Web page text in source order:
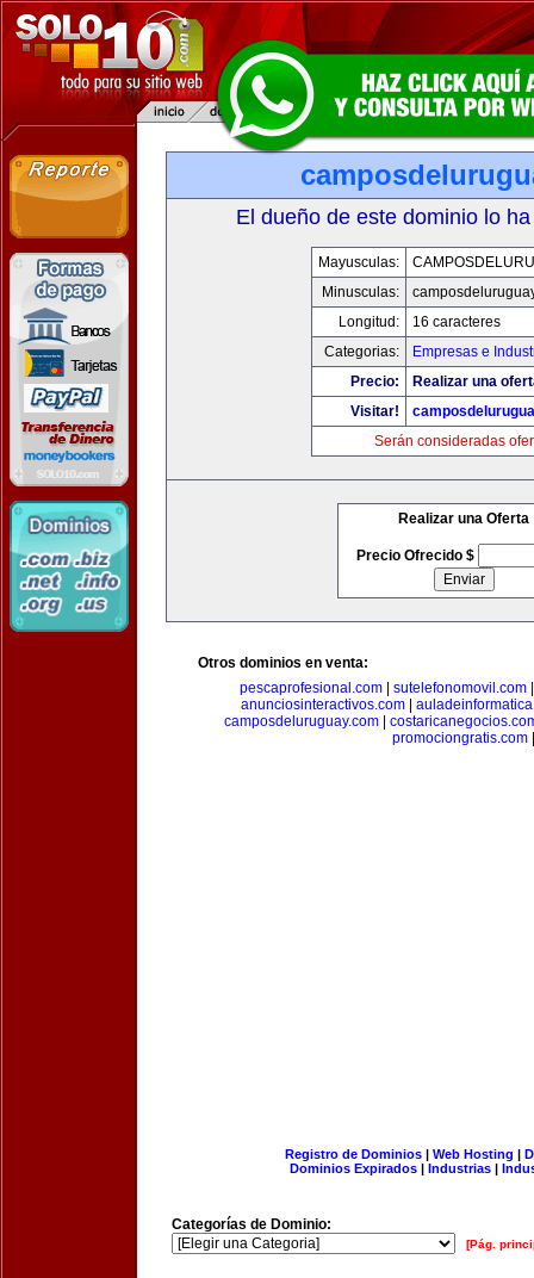
El dueño de este dominio lo
Mayusculas:
Minusculas:
Longitud:
16 caracteres
Categorias:
Empresas e
Precio:
Realizar una
Visitar!
Serán consideradas
Realizar una Oferta
Precio Ofrecido $
Otros dominios en venta:
pescaprofesional.com| sutelefonomovil.com
anunciosinteractivos.com|
camposdeluruguay.com|
promociongratis.com
Registro de Dominios| Web Hosting |
Dominios Expirados | Industrias |
Categorías de Dominio:
[Pág.